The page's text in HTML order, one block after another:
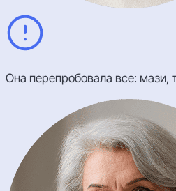
Она перепробовала все: мази,